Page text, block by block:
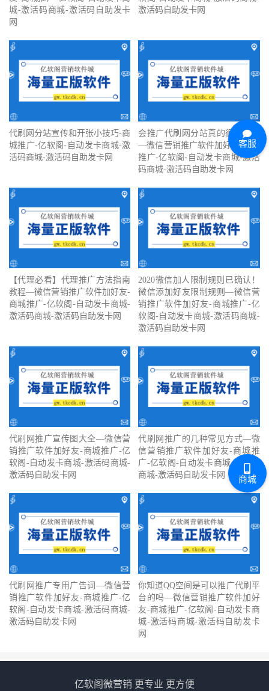
城-激活码商城-激活码自助发卡
网
激活码自助发卡网
代刷网分站宣传和开张小技巧-商
城推广-亿软阁-自动发卡商城-激
活码商城-激活码自助发卡网
会推广代刷网分站真的很重要吗
—微信营销推广软件加好友-商城
推广-亿软阁-自动发卡商城-激活
码商城-激活码自助发卡网
【代理必看】‍代理推广方法指南
教程—微信营销推广软件加好友-
商城推广-亿软阁-自动发卡商城-
激活码商城-激活码自助发卡网
2020微信加人限制规则已确认！
微信添加好友限制规则—微信营
销推广软件加好友-商城推广-亿
软阁-自动发卡商城-激活码商城-
激活码自助发卡网
代刷网推广宣传图大全—微信营
销推广软件加好友-商城推广-亿
软阁-自动发卡商城-激活码商城-
激活码自助发卡网
代刷网推广的几种常见方式—微
信营销推广软件加好友-商城推
广-亿软阁-自动发卡商城-激活码
商城-激活码自助发卡网
代刷网推广专用广告词—微信营
销推广软件加好友-商城推广-亿
软阁-自动发卡商城-激活码商城-
激活码自助发卡网
你知道QQ空间是可以推广代刷平
台的吗—微信营销推广软件加好
友-商城推广-亿软阁-自动发卡商
城-激活码商城-激活码自助发卡
网
亿软阁微营销 更专业 更方便
客服
商城